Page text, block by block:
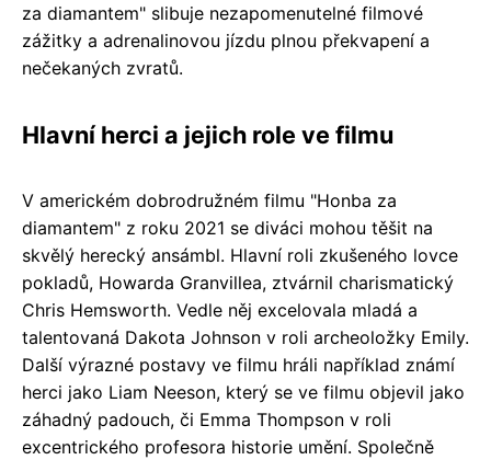
za diamantem" slibuje nezapomenutelné filmové
zážitky a adrenalinovou jízdu plnou překvapení a
nečekaných zvratů.
Hlavní herci a jejich role ve filmu
V americkém dobrodružném filmu "Honba za
diamantem" z roku 2021 se diváci mohou těšit na
skvělý herecký ansámbl. Hlavní roli zkušeného lovce
pokladů, Howarda Granvillea, ztvárnil charismatický
Chris Hemsworth. Vedle něj excelovala mladá a
talentovaná Dakota Johnson v roli archeoložky Emily.
Další výrazné postavy ve filmu hráli například známí
herci jako Liam Neeson, který se ve filmu objevil jako
záhadný padouch, či Emma Thompson v roli
excentrického profesora historie umění. Společně